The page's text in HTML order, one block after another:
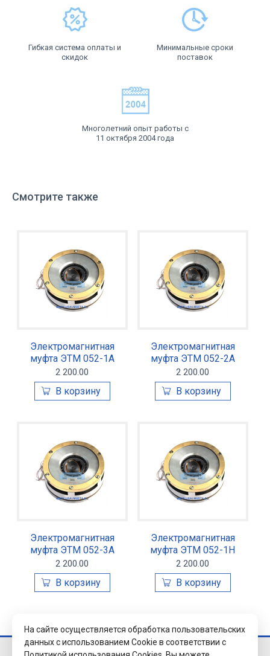
Гибкая система оплаты и
скидок
Минимальные сроки
поставок
Многолетний опыт работы с
11 октября 2004 года
Смотрите также
Электромагнитная
муфта ЭТМ 052-1А
2 200.00
Электромагнитная
муфта ЭТМ 052-2А
2 200.00
Электромагнитная
муфта ЭТМ 052-3А
2 200.00
Электромагнитная
муфта ЭТМ 052-1Н
2 200.00
На сайте осуществляется обработка пользовательских
данных с использованием Cookie в соответствии с